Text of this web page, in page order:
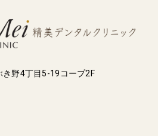
野4丁目5-19コープ2F